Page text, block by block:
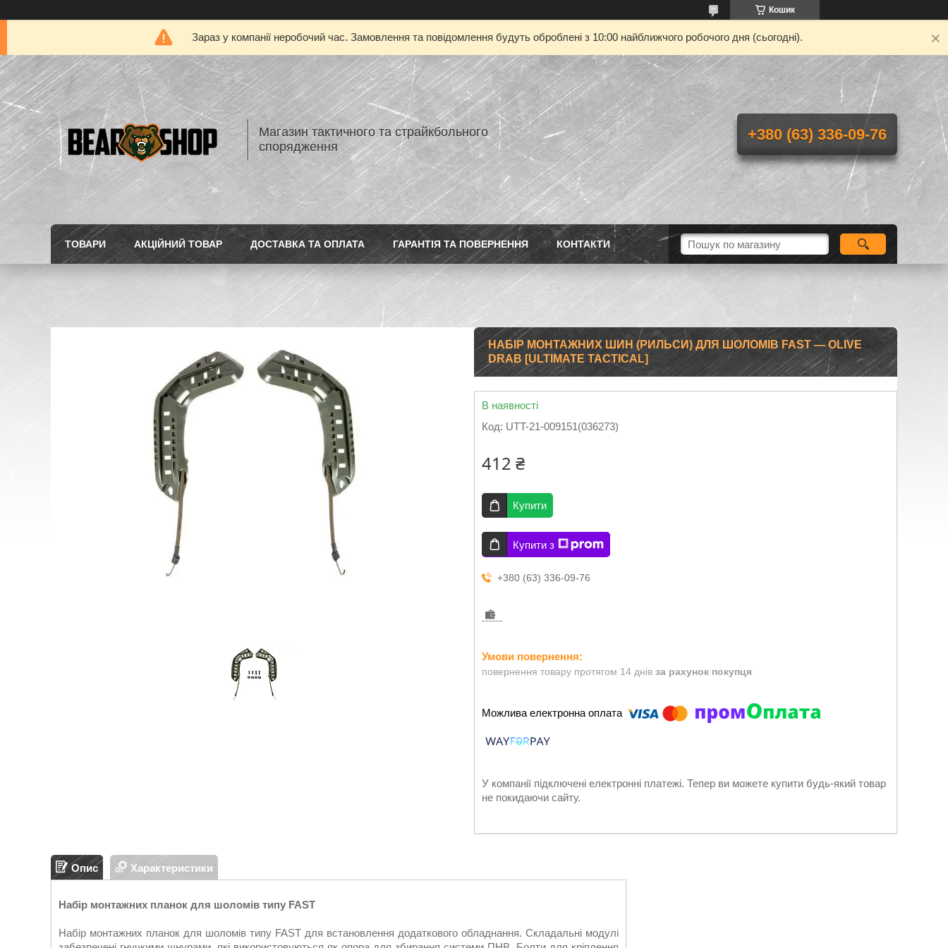
Кошик
Зараз у компанії неробочий час. Замовлення та повідомлення будуть оброблені з 10:00 найближчого робочого дня (сьогодні).
Магазин тактичного та страйкбольного
спорядження
+380 (63) 336-09-76
ТОВАРИ АКЦІЙНИЙ ТОВАР ДОСТАВКА ТА ОПЛАТА ГАРАНТІЯ ТА ПОВЕРНЕННЯ КОНТАКТИ
НАБІР МОНТАЖНИХ ШИН (РИЛЬСИ) ДЛЯ ШОЛОМІВ FAST — OLIVE
DRAB [ULTIMATE TACTICAL]
В наявності
Код: UTT-21-009151(036273)
412 ₴
Купити
Купити з
+380 (63) 336-09-76
повернення товару протягом 14 днів за рахунок покупця
У компанії підключені електронні платежі. Тепер ви можете купити будь-який товар
не покидаючи сайту.
Опис Характеристики
Набір монтажних планок для шоломів типу FAST
Набір монтажних планок для шоломів типу FAST для встановлення додаткового обладнання. Складальні модулі